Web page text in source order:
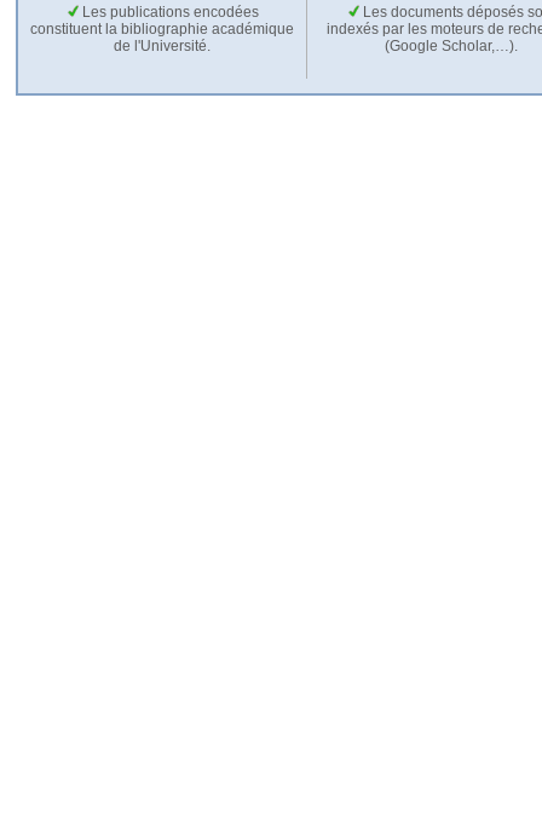
Les publications encodées
constituent la bibliographie académique
de l'Université.
Les documents déposés
indexés par les moteurs de
(Google Scholar,…).